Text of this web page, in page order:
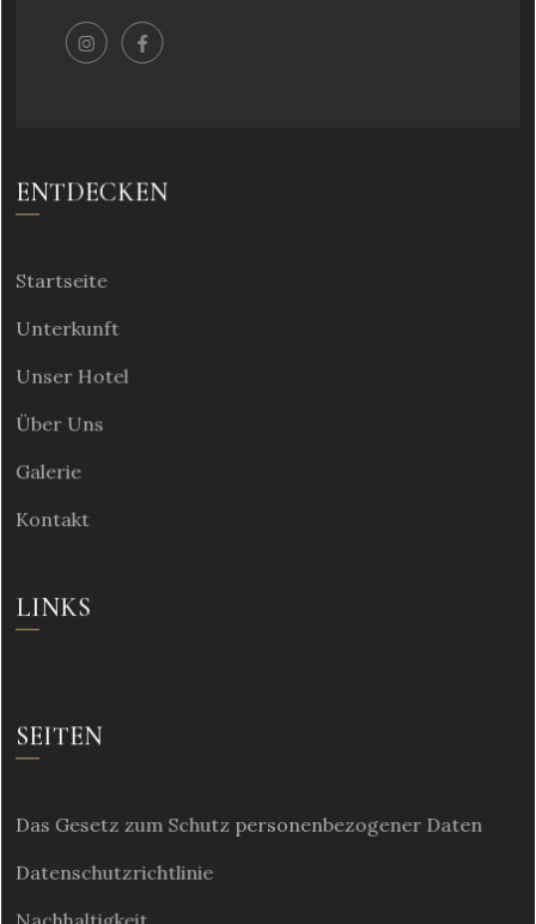
ENTDECKEN
Startseite
Unterkunft
Unser Hotel
Über Uns
Galerie
Kontakt
LINKS
SEITEN
Das Gesetz zum Schutz personenbezogener Daten
Datenschutzrichtlinie